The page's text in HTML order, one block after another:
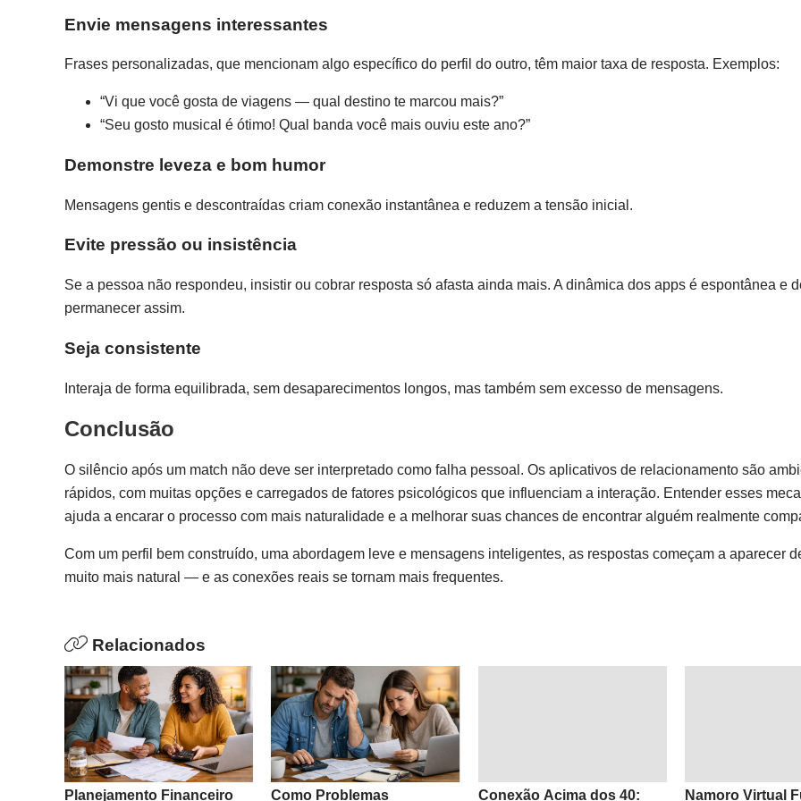
Envie mensagens interessantes
Frases personalizadas, que mencionam algo específico do perfil do outro, têm maior taxa de resposta. Exemplos:
“Vi que você gosta de viagens — qual destino te marcou mais?”
“Seu gosto musical é ótimo! Qual banda você mais ouviu este ano?”
Demonstre leveza e bom humor
Mensagens gentis e descontraídas criam conexão instantânea e reduzem a tensão inicial.
Evite pressão ou insistência
Se a pessoa não respondeu, insistir ou cobrar resposta só afasta ainda mais. A dinâmica dos apps é espontânea e
permanecer assim.
Seja consistente
Interaja de forma equilibrada, sem desaparecimentos longos, mas também sem excesso de mensagens.
Conclusão
O silêncio após um match não deve ser interpretado como falha pessoal. Os aplicativos de relacionamento são
rápidos, com muitas opções e carregados de fatores psicológicos que influenciam a interação. Entender esses
ajuda a encarar o processo com mais naturalidade e a melhorar suas chances de encontrar alguém realmente
Com um perfil bem construído, uma abordagem leve e mensagens inteligentes, as respostas começam a aparecer
muito mais natural — e as conexões reais se tornam mais frequentes.
Relacionados
Planejamento Financeiro Como Problemas Conexão Acima dos 40: Namoro Virtual